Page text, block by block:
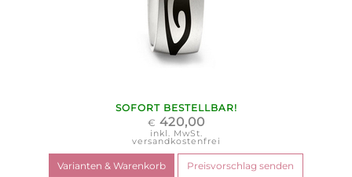
SOFORT BESTELLBAR!
€ 420,00
inkl. MwSt.
versandkostenfrei